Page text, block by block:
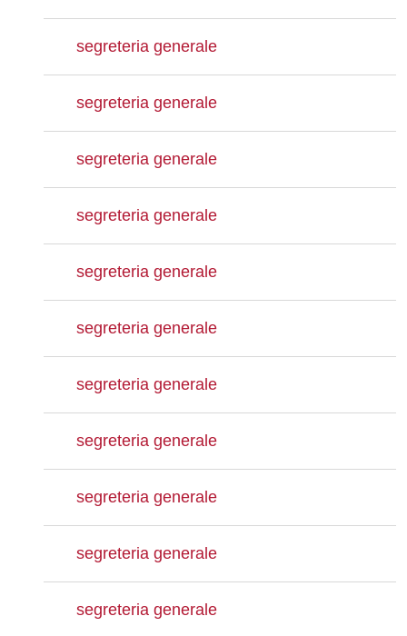
segreteria generale
segreteria generale
segreteria generale
segreteria generale
segreteria generale
segreteria generale
segreteria generale
segreteria generale
segreteria generale
segreteria generale
segreteria generale